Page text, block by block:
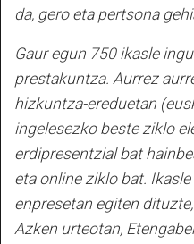
da, gero eta pertsona
Gaur egun 750 ikasle
prestakuntza. Aurrez
hizkuntza-ereduetan
ingelesezko beste ziklo
erdipresentzial bat
eta online ziklo bat.
enpresetan egiten
Azken urteotan,